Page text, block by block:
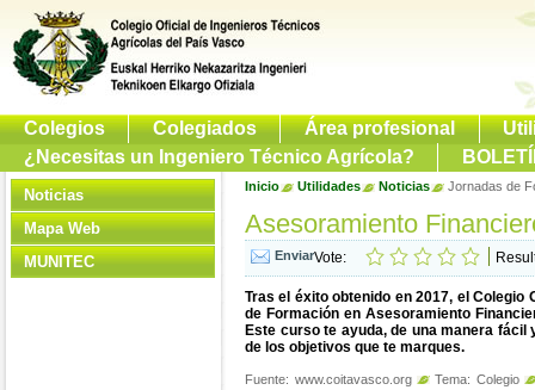
Colegios Colegiados Área profesional
¿Necesitas un Ingeniero Técnico Agrícola?
Noticias
Mapa Web
MUNITEC
Inicio Utilidades Noticias Jornadas de
Asesoramiento
Vote:
Tras el éxito obtenido en 2017, el
de Formación en Asesoramiento
Este curso te ayuda, de una manera
de los objetivos que te marques.
Fuente: www.coitavasco.org Tema: Colegio